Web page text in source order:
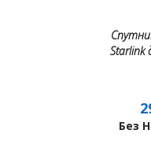
Starlink
Без